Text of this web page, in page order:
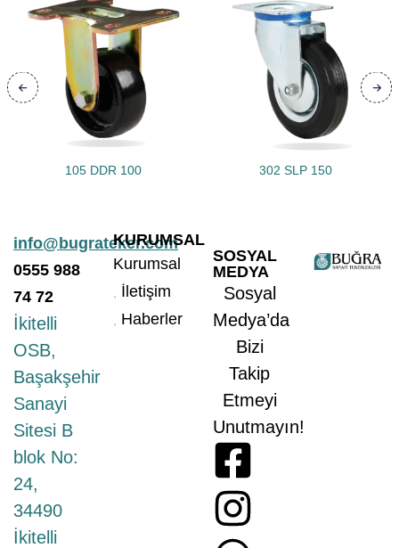
105 DDR 100 302 SLP 150
info@bugrateker.com
0555 988
74 72
İkitelli
OSB,
Başakşehir
Sanayi
Sitesi B
blok No:
24,
34490
İkitelli
KURUMSAL
Kurumsal
İletişim
Haberler
SOSYAL
MEDYA
Sosyal
Medya’da
Bizi
Takip
Etmeyi
Unutmayın!